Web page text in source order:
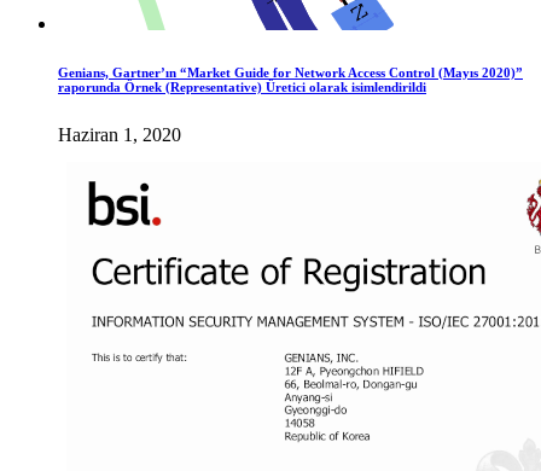
Genians, Gartner’ın “Market Guide for Network Access Control (Mayıs 2020)”
raporunda Örnek (Representative) Üretici olarak isimlendirildi
Haziran 1, 2020